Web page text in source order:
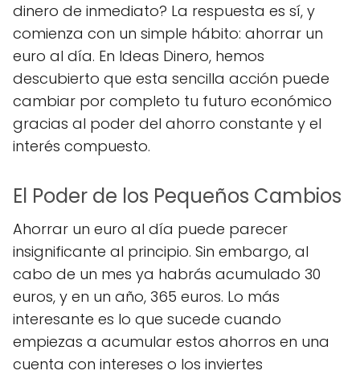
dinero de inmediato? La respuesta es sí, y
comienza con un simple hábito: ahorrar un
euro al día. En Ideas Dinero, hemos
descubierto que esta sencilla acción puede
cambiar por completo tu futuro económico
gracias al poder del ahorro constante y el
interés compuesto.
El Poder de los Pequeños Cambios
Ahorrar un euro al día puede parecer
insignificante al principio. Sin embargo, al
cabo de un mes ya habrás acumulado 30
euros, y en un año, 365 euros. Lo más
interesante es lo que sucede cuando
empiezas a acumular estos ahorros en una
cuenta con intereses o los inviertes